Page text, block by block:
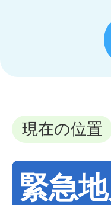
現在の位置
緊急